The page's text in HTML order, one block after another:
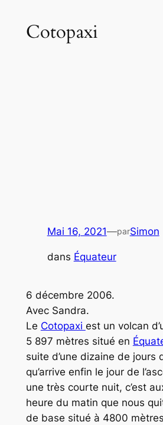
Cotopaxi
Mai 16, 2021—parSimon
dans Équateur
6 décembre 2006.
Avec Sandra.
Le Cotopaxi est un volcan
5 897 mètres situé en
suite d’une dizaine de jours
qu’arrive enfin le jour de
une très courte nuit, c’est
heure du matin que nous
de base situé à 4800